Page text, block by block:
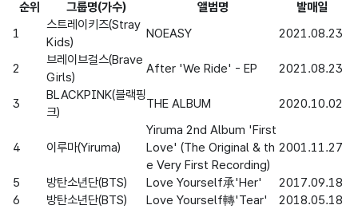
순위
그룹명(가수) 앨범명
발매일
1
스트레이키즈(Stray
Kids)
NOEASY 2021.08.23
2
브레이브걸스(Brave
Girls)
After 'We Ride' - EP 2021.08.23
3
BLACKPINK(블랙핑
크)
THE ALBUM 2020.10.02
4 이루마(Yiruma)
Yiruma 2nd Album 'First
Love' (The Original & th
e Very First Recording)
2001.11.27
5 방탄소년단(BTS) Love Yourself承'Her'
2017.09.18
6
방탄소년단(BTS) Love Yourself轉'Tear'
2018.05.18